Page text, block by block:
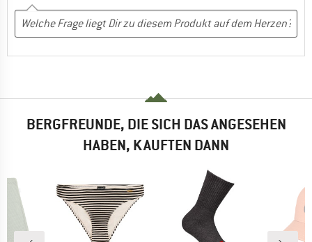
BERGFREUNDE, DIE SICH DAS ANGESEHEN
HABEN, KAUFTEN DANN